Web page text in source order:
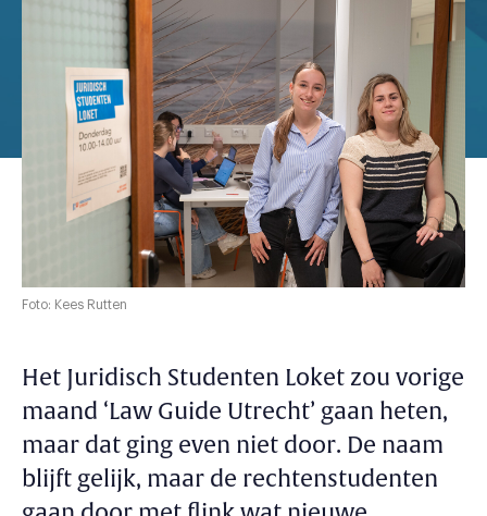
Foto: Kees Rutten
Het Juridisch Studenten Loket zou vorige
maand ‘Law Guide Utrecht’ gaan heten,
maar dat ging even niet door. De naam
blijft gelijk, maar de rechtenstudenten